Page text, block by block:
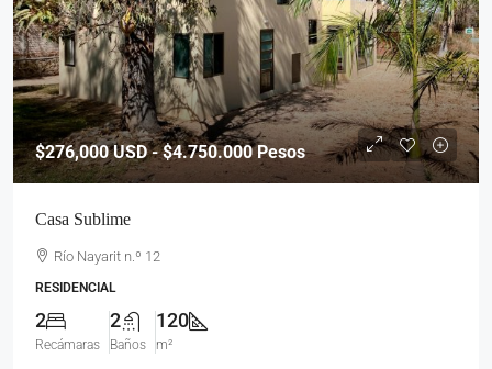
$276,000USD - $4.750.000 Pesos
Casa Sublime
Río Nayarit n.º 12
RESIDENCIAL
2
Recámaras
2
Baños
120
m²